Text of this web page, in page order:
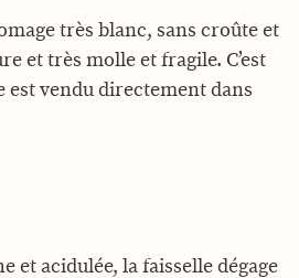
très blanc, sans croûte et
et très molle et fragile. C’est
est vendu directement dans
et acidulée, la faisselle dégage